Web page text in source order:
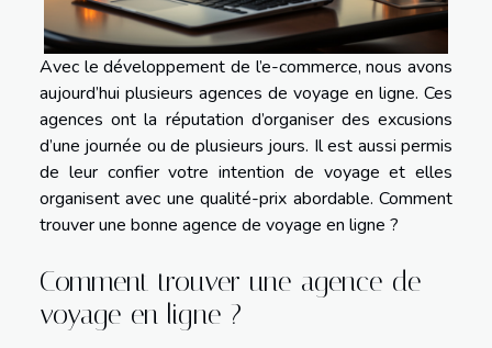
Avec le développement de l’e-commerce, nous avons
aujourd’hui plusieurs agences de voyage en ligne. Ces
agences ont la réputation d’organiser des excusions
d’une journée ou de plusieurs jours. Il est aussi permis
de leur confier votre intention de voyage et elles
organisent avec une qualité-prix abordable. Comment
trouver une bonne agence de voyage en ligne ?
Comment trouver une agence de
voyage en ligne ?